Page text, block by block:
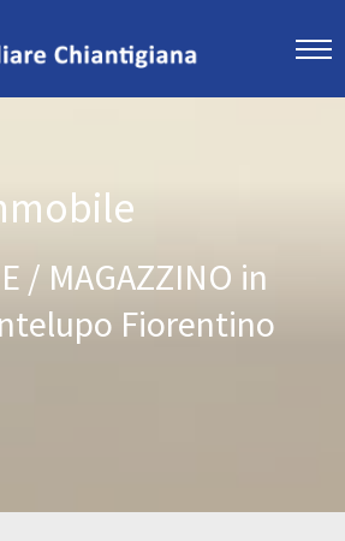
/ MAGAZZINO in
Fiorentino